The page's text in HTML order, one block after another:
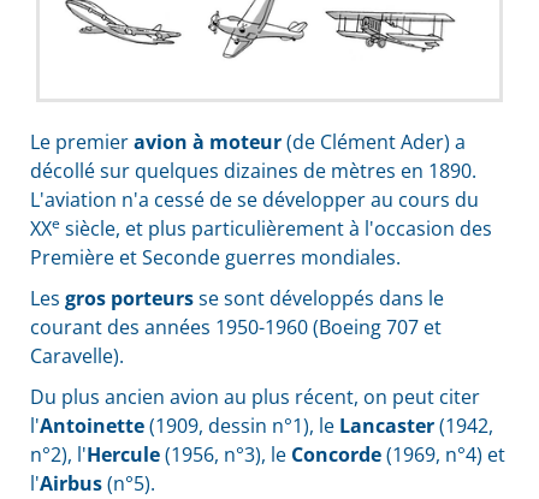
Le premieravion à moteur(de Clément Ader) a
décollé sur quelques dizaines de mètres en 1890.
L'aviation n'a cessé de se développer au cours du
XXe siècle, et plus particulièrement à l'occasion des
Première et Seconde guerres mondiales.
Les gros porteursse sont développés dans le
courant des années 1950-1960 (Boeing 707 et
Caravelle).
Du plus ancien avion au plus récent, on peut citer
l'Antoinette(1909, dessin n°1), le Lancaster(1942,
n°2), l'Hercule(1956, n°3), le Concorde(1969, n°4) et
l'Airbus(n°5).